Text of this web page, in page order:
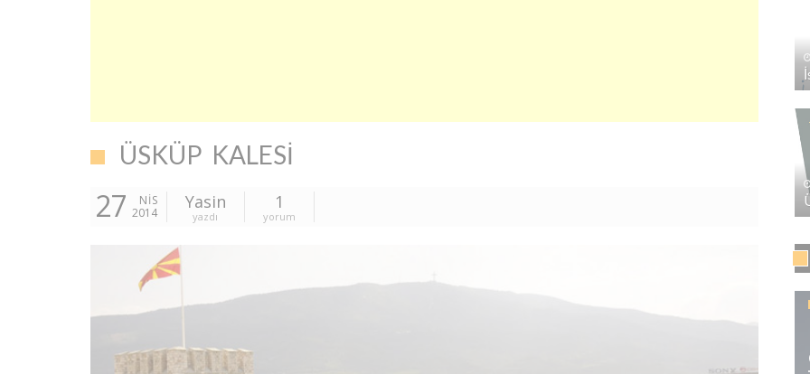
ÜSKÜP KALESI
27
NIS
2014
Yasin
yazdı
1
yorum